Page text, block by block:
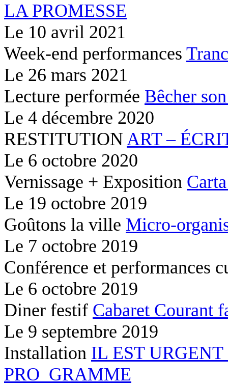
LA PROMESSE
Le 10 avril 2021
Week-end performances
Le 26 mars 2021
Lecture performée Bêcher
Le 4 décembre 2020
RESTITUTIONART –
Le 6 octobre 2020
Vernissage + Exposition
Le 19 octobre 2019
Goûtons la ville Micro-
Le 7 octobre 2019
Conférence et performances
Le 6 octobre 2019
Diner festif Cabaret Courant
Le 9 septembre 2019
Installation IL EST URGENT
PRO_GRAMME